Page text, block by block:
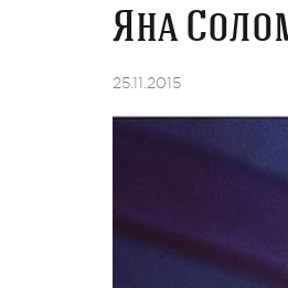
Яна
25.11.2015